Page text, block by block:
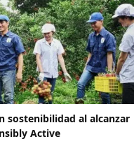
sostenibilidad al alcanzar
Active